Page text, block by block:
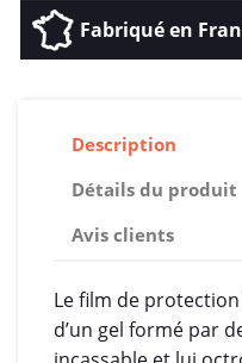
Fabriqué en
Description
Détails du produit
Avis clients
Le film de
d’un gel formé par